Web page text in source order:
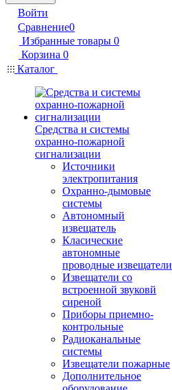
Войти
Сравнение0
Избранные товары 0
Корзина 0
Каталог
Средства и системы
охранно-пожарной
сигнализации
Источники
электропитания
Охранно-дымовые
системы
Автономный
извещатель
Класические
автономные
проводные извещатели
Извещатели со
встроенной звуковй
сиреной
Приборы приемно-
контрольные
Радиоканальные
системы
Извещатели пожарные
Дополнительное